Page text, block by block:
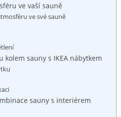
ve ⁢vaší sauně
⁣ve své sauně
‍kolem sauny s IKEA nábytkem
sauny s interiérem